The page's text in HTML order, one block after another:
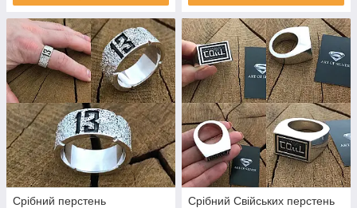
Срібний перстень
Срібний Свійських перстень